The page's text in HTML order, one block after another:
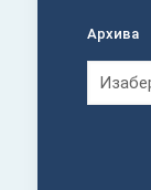
Архива